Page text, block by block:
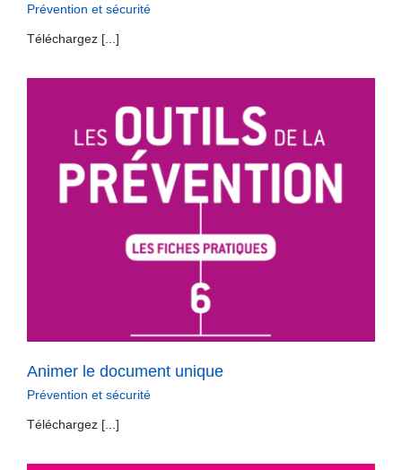
Prévention et sécurité
Téléchargez [...]
Animer le document unique
Prévention et sécurité
Téléchargez [...]